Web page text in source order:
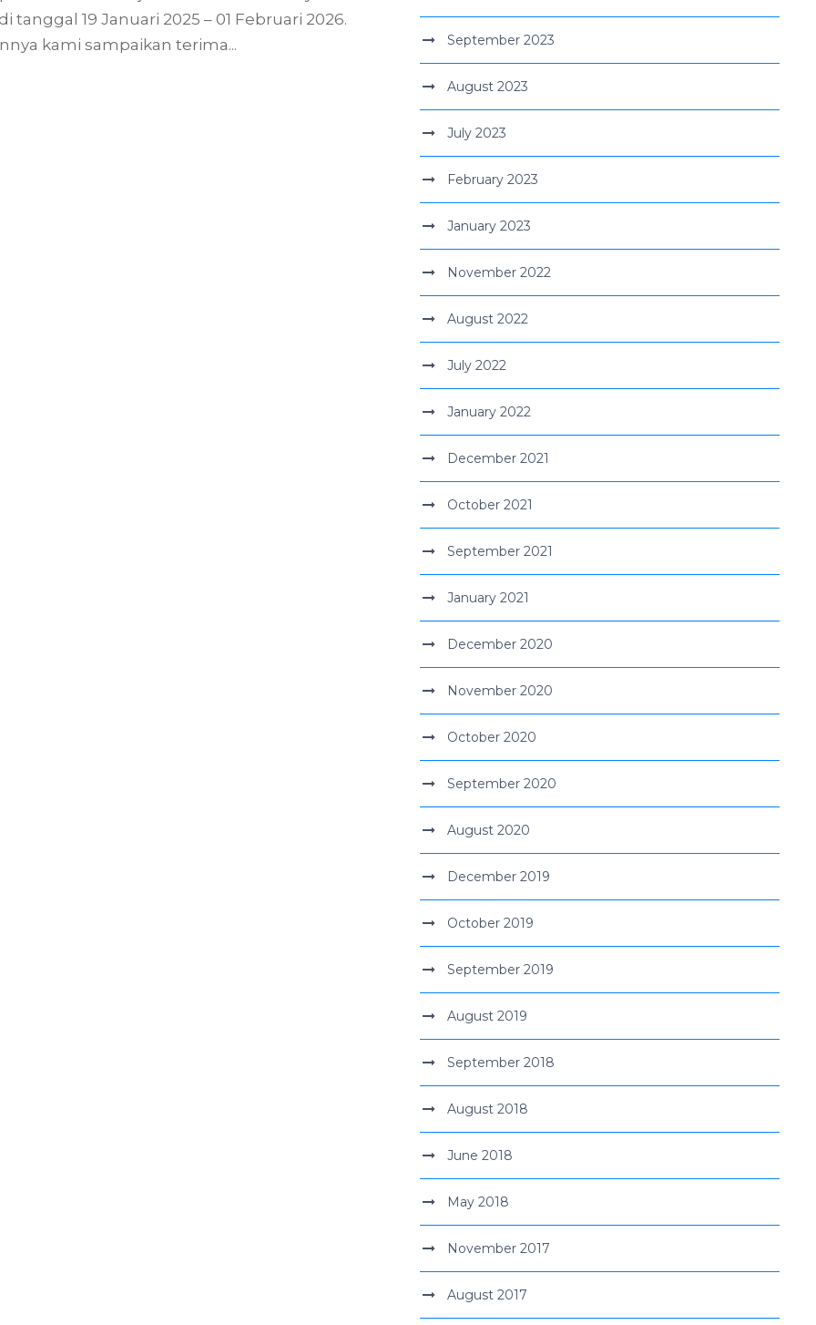
19 Januari 2025 – 01 Februari 2026.
kami sampaikan terima...
September 2023
August 2023
July 2023
February 2023
January 2023
November 2022
August 2022
July 2022
January 2022
December 2021
October 2021
September 2021
January 2021
December 2020
November 2020
October 2020
September 2020
August 2020
December 2019
October 2019
September 2019
August 2019
September 2018
August 2018
June 2018
May 2018
November 2017
August 2017